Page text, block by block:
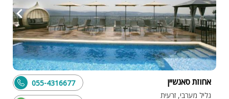
אחוזת סאנשיין
גליל מערבי, זרעית
055-4316677